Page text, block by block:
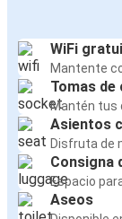
WiFi
Mantente
Tomas
Mantén tus
Asientos
Disfruta de
Consigna
Espacio
Aseos